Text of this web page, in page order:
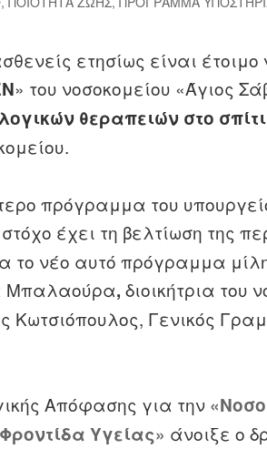
ετησίως είναι έτοιμο
» του νοσοκομείου «Άγιος
θεραπειών στο σπίτι
πρόγραμμα του
στόχο έχει τη βελτίωση της
το νέο αυτό πρόγραμμα
Μπαλαούρα,διοικήτρια του
Κωτσιόπουλος, Γενικός
Απόφασης για την
Υγείας» άνοιξε ο